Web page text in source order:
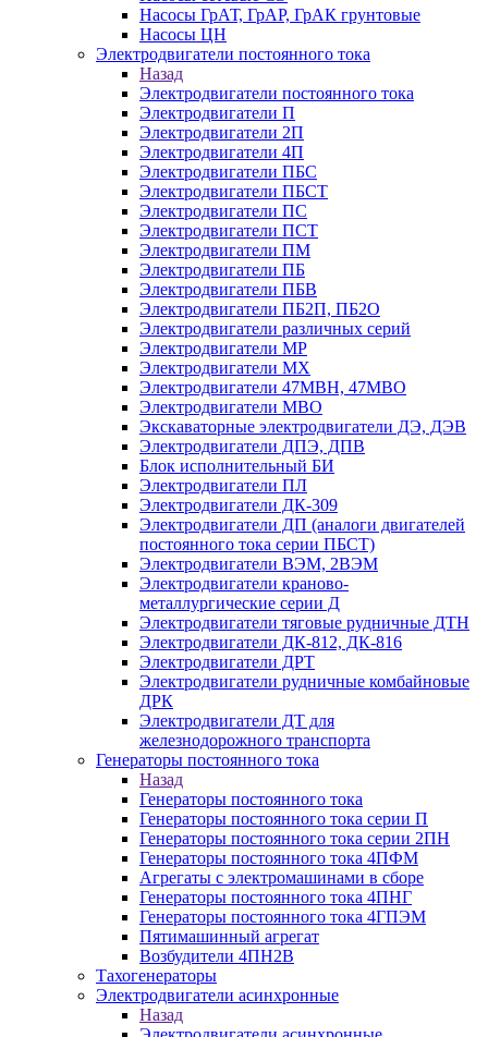
Насосы ГрАТ, ГрАР, ГрАК грунтовые
Насосы ЦН
Электродвигатели постоянного тока
Назад
Электродвигатели постоянного тока
Электродвигатели П
Электродвигатели 2П
Электродвигатели 4П
Электродвигатели ПБС
Электродвигатели ПБСТ
Электродвигатели ПС
Электродвигатели ПСТ
Электродвигатели ПМ
Электродвигатели ПБ
Электродвигатели ПБВ
Электродвигатели ПБ2П, ПБ2О
Электродвигатели различных серий
Электродвигатели МР
Электродвигатели MX
Электродвигатели 47MBH, 47МВО
Электродвигатели MBO
Экскаваторные электродвигатели ДЭ, ДЭВ
Электродвигатели ДПЭ, ДПВ
Блок исполнительный БИ
Электродвигатели ПЛ
Электродвигатели ДК-309
Электродвигатели ДП (аналоги двигателей
постоянного тока серии ПБСТ)
Электродвигатели ВЭМ, 2ВЭМ
Электродвигатели краново-
металлургические серии Д
Электродвигатели тяговые рудничные ДТН
Электродвигатели ДК-812, ДК-816
Электродвигатели ДРТ
Электродвигатели рудничные комбайновые
ДРК
Электродвигатели ДТ для
железнодорожного транспорта
Генераторы постоянного тока
Назад
Генераторы постоянного тока
Генераторы постоянного тока серии П
Генераторы постоянного тока серии 2ПН
Генераторы постоянного тока 4ПФМ
Агрегаты с электромашинами в сборе
Генераторы постоянного тока 4ПНГ
Генераторы постоянного тока 4ГПЭМ
Пятимашинный агрегат
Возбудители 4ПН2В
Тахогенераторы
Электродвигатели асинхронные
Назад